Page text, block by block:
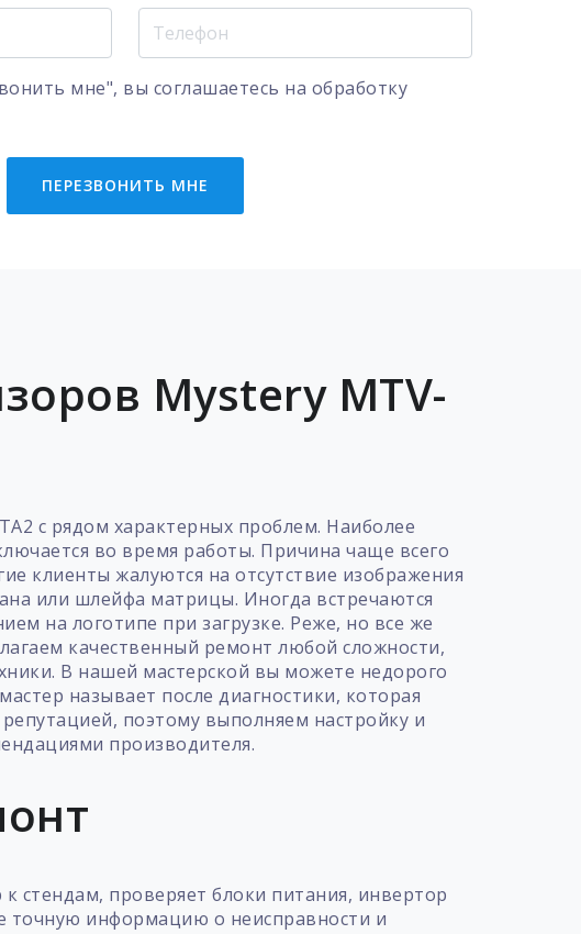
мне", вы соглашаетесь на обработку
ПЕРЕЗВОНИТЬ МНЕ
Mystery MTV-
с рядом характерных проблем. Наиболее
во время работы. Причина чаще всего
клиенты жалуются на отсутствие изображения
или шлейфа матрицы. Иногда встречаются
на логотипе при загрузке. Реже, но все же
качественный ремонт любой сложности,
В нашей мастерской вы можете недорого
называет после диагностики, которая
поэтому выполняем настройку и
производителя.
стендам, проверяет блоки питания, инвертор
точную информацию о неисправности и